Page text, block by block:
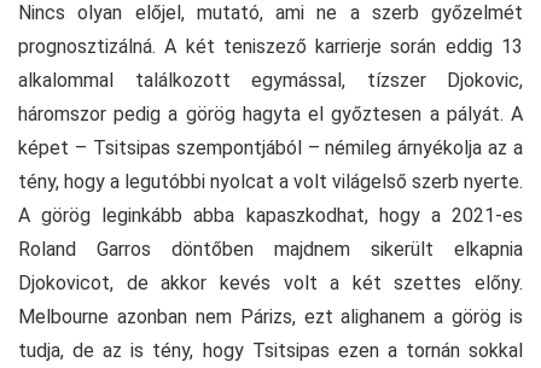
Nincs olyan előjel, mutató, ami ne a szerb győzelmét
prognosztizálná. A két teniszező karrierje során eddig 13
alkalommal találkozott egymással, tízszer Djokovic,
háromszor pedig a görög hagyta el győztesen a pályát. A
képet – Tsitsipas szempontjából – némileg árnyékolja az a
tény, hogy a legutóbbi nyolcat a volt világelső szerb nyerte.
A görög leginkább abba kapaszkodhat, hogy a 2021-es
Roland Garros döntőben majdnem sikerült elkapnia
Djokovicot, de akkor kevés volt a két szettes előny.
Melbourne azonban nem Párizs, ezt alighanem a görög is
tudja, de az is tény, hogy Tsitsipas ezen a tornán sokkal